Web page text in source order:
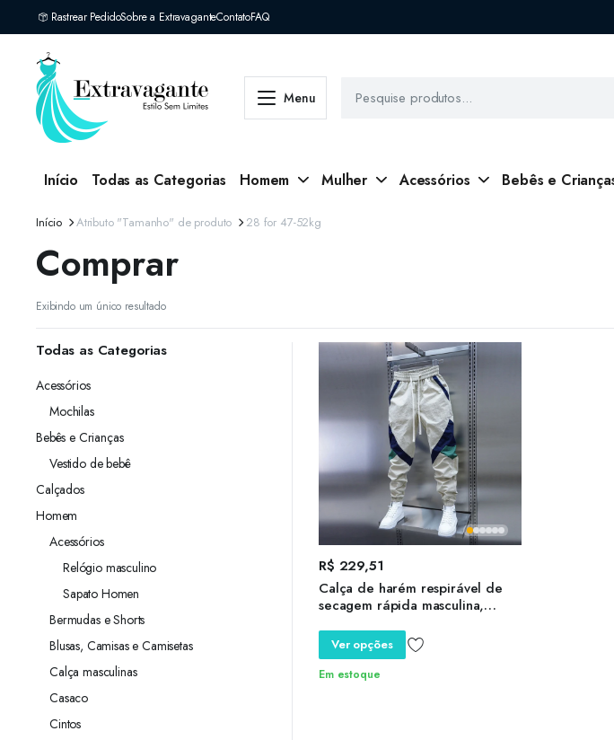
Rastrear PedidoSobre a ExtravaganteContatoFAQ
Menu
Início Todas as Categorias Homem Mulher Acessórios Bebês e
Início Atributo "Tamanho" de produto 28 for 47-52kg
Comprar
Exibindo um único resultado
R$ 229,51
Calça de harém respirável de
secagem rápida masculina,
ar livre, roupa fina, marca de
luxo
Ver opções
Em estoque
Todas as Categorias
Acessórios
Mochilas
Bebês e Crianças
Vestido de bebê
Calçados
Homem
Acessórios
Relógio masculino
Sapato Homen
Bermudas e Shorts
Blusas, Camisas e Camisetas
Calça masculinas
Casaco
Cintos